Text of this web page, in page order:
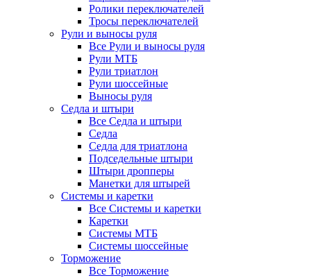
Ролики переключателей
Тросы переключателей
Рули и выносы руля
Все Рули и выносы руля
Рули МТБ
Рули триатлон
Рули шоссейные
Выносы руля
Седла и штыри
Все Седла и штыри
Седла
Седла для триатлона
Подседельные штыри
Штыри дропперы
Манетки для штырей
Системы и каретки
Все Системы и каретки
Каретки
Системы МТБ
Системы шоссейные
Торможение
Все Торможение